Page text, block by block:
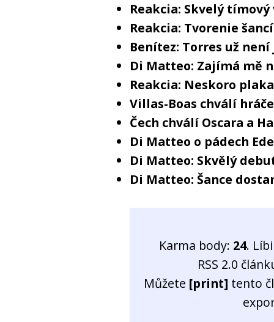
Reakcia: Skvelý tímový
Reakcia: Tvorenie šancí
Benítez: Torres už
Di Matteo: Zajímá mě
Reakcia: Neskoro
Villas-Boas chválí
Čech chválí Oscara a
Di Matteo o pádech
Di Matteo: Skvělý
Di Matteo: Šance
Karma body: 24.
RSS 2.0
Můžete [print] tento